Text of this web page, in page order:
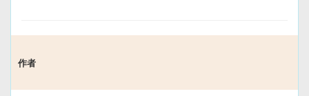
作者